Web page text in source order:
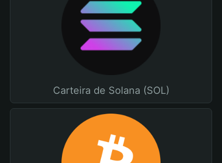
Carteira de Solana (SOL)